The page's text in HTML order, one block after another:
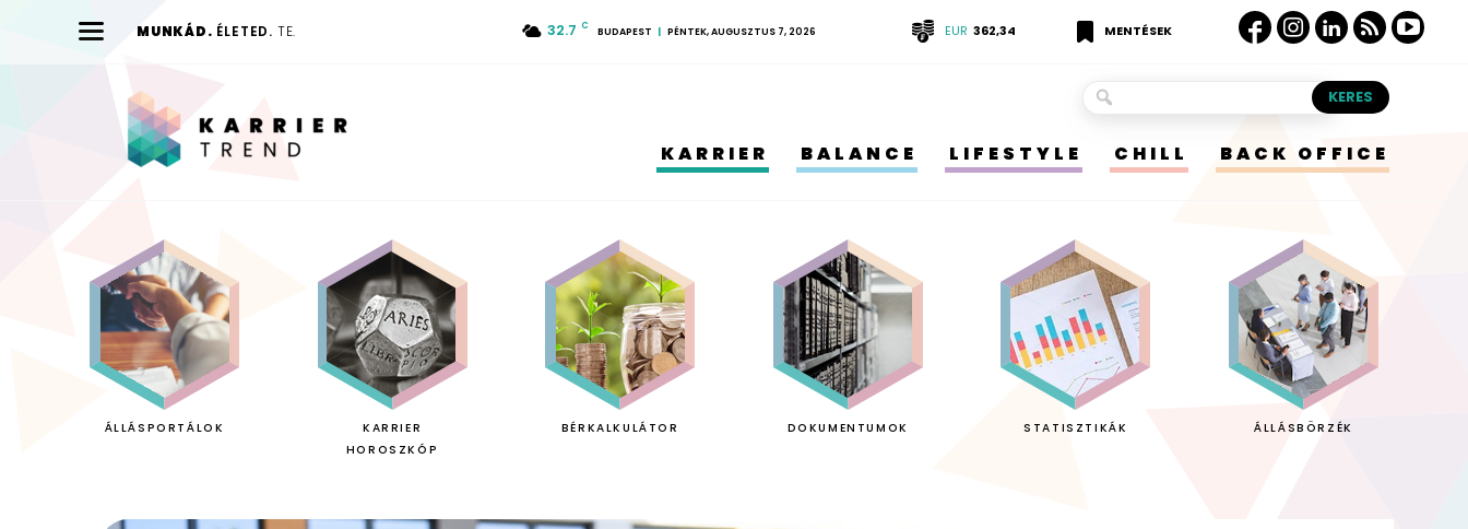
MUNKÁD. ÉLETED. TE. 32.7 C BUDAPEST PÉNTEK, AUGUSZTUS 7, 2026 EUR 362,34 MENTÉSEK
KARRIER BALANCE LIFESTYLE CHILL BACK OFFICE
ÁLLÁSPORTÁLOK
KARRIER
HOROSZKÓP
BÉRKALKULÁTOR DOKUMENTUMOK STATISZTIKÁK ÁLLÁSBÖRZÉK